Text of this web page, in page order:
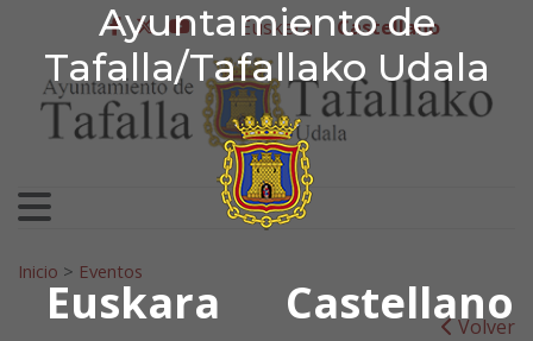
Ayuntamiento de
Tafalla/Tafallako Udala
Euskara Castellano
Ir al contenido
Ayuntamiento de
facebook
twitter
youtube
Euskera Castellano
Search for:
Inicio > Eventos
Volver